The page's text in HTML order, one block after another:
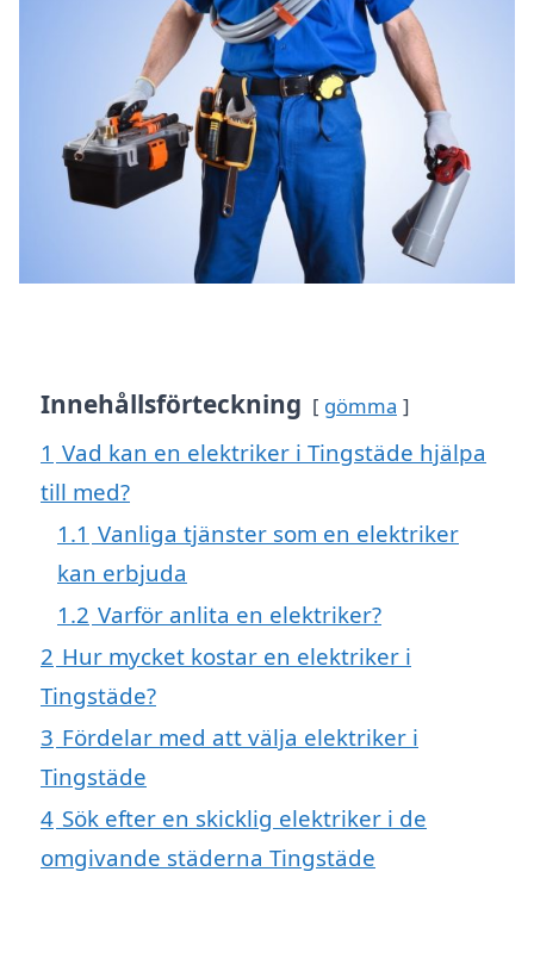
Innehållsförteckning gömma
1 Vad kan en elektriker i Tingstäde hjälpa
till med?
1.1 Vanliga tjänster som en elektriker
kan erbjuda
1.2 Varför anlita en elektriker?
2 Hur mycket kostar en elektriker i
Tingstäde?
3 Fördelar med att välja elektriker i
Tingstäde
4 Sök efter en skicklig elektriker i de
omgivande städerna Tingstäde